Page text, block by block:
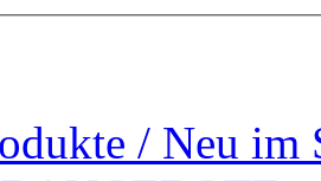
/ Neu im